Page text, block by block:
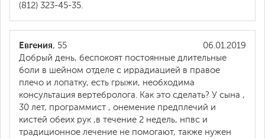
(812) 323-45-35.
06.01.2019
Евгения, 55
Добрый день, беспокоят постоянные длительные
боли в шейном отделе с иррадиацией в правое
плечо и лопатку, есть грыжи, необходима
консультация вертебролога. Как это сделать? У сына ,
30 лет, программист , онемение предплечий и
кистей обеих рук ,в течение 2 недель, нпвс и
традиционное лечение не помогают, также нужен